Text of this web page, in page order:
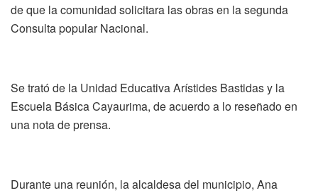
de que la comunidad solicitara las obras en la segunda
Consulta popular Nacional.
Se trató de la Unidad Educativa Arístides Bastidas y la
Escuela Básica Cayaurima, de acuerdo a lo reseñado en
una nota de prensa.
Durante una reunión, la alcaldesa del municipio, Ana